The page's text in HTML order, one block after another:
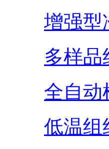
增强型
多样品
全自动
低温组